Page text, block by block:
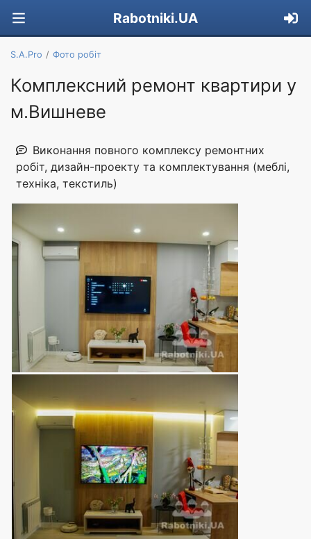
Rabotniki.UA
S.A.Pro Фото робіт
Комплексний ремонт квартири у
м.Вишневе
Виконання повного комплексу ремонтних
робіт, дизайн-проекту та комплектування (меблі,
техніка, текстиль)